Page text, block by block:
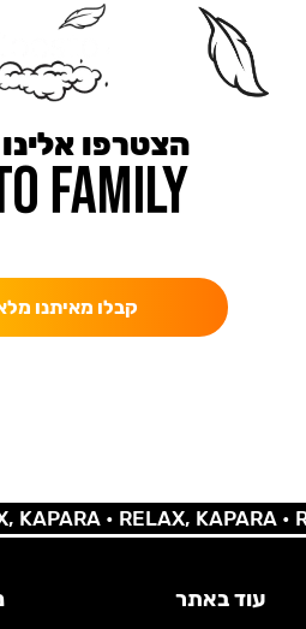
הצטרפו
קבלו מאיתנו
•RELAX, KAPARA •
עוד באתר